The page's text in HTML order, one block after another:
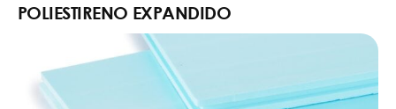
POLIESTIRENO EXPANDIDO